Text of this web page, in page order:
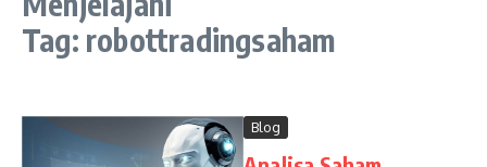
Tag: robottradingsaham
Blog